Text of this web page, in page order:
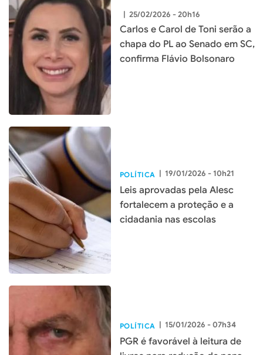
| 25/02/2026 - 20h16
Carlos e Carol de Toni serão a
chapa do PL ao Senado em SC,
confirma Flávio Bolsonaro
POLÍTICA | 19/01/2026 - 10h21
Leis aprovadas pela Alesc
fortalecem a proteção e a
cidadania nas escolas
POLÍTICA | 15/01/2026 - 07h34
PGR é favorável à leitura de